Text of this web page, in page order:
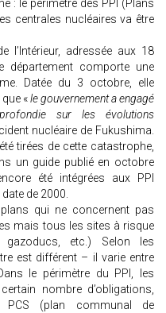
: le périmètre des PPI (Plans
centrales nucléaires va être
l’Intérieur, adressée aux 18
comporte une
Datée du 3 octobre, elle
«le gouvernement a engagé
sur les évolutions
nucléaire de Fukushima.
tirées de cette catastrophe,
un guide publié en octobre
été intégrées aux PPI
de 2000.
qui ne concernent pas
mais tous les sites à risque
gazoducs, etc.) Selon les
est différent – il varie entre
le périmètre du PPI, les
nombre d’obligations,
PCS (plan communal de